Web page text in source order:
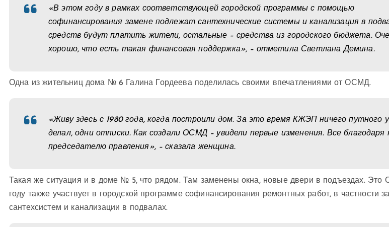
«В этом году в рамках соответствующей городской программы с помощью
софинансирования замене подлежат сантехнические системы и канализация в
средств будут платить жители, остальные – средства из городского бюджета.
хорошо, что есть такая финансовая поддержка», – отметила Светлана Демина.
Одна из жительниц дома № 6 Галина Гордеева поделилась своими впечатлениями от ОСМД.
«Живу здесь с 1980 года, когда построили дом. За это время КЖЭП ничего путного
делал, одни отписки. Как создали ОСМД – увидели первые изменения. Все благодаря
председателю правления», – сказала женщина.
Такая же ситуация и в доме № 5, что рядом. Там заменены окна, новые двери в подъездах.
году также участвует в городской программе софинансирования ремонтных работ, в частности
сантехсистем и канализации в подвалах.